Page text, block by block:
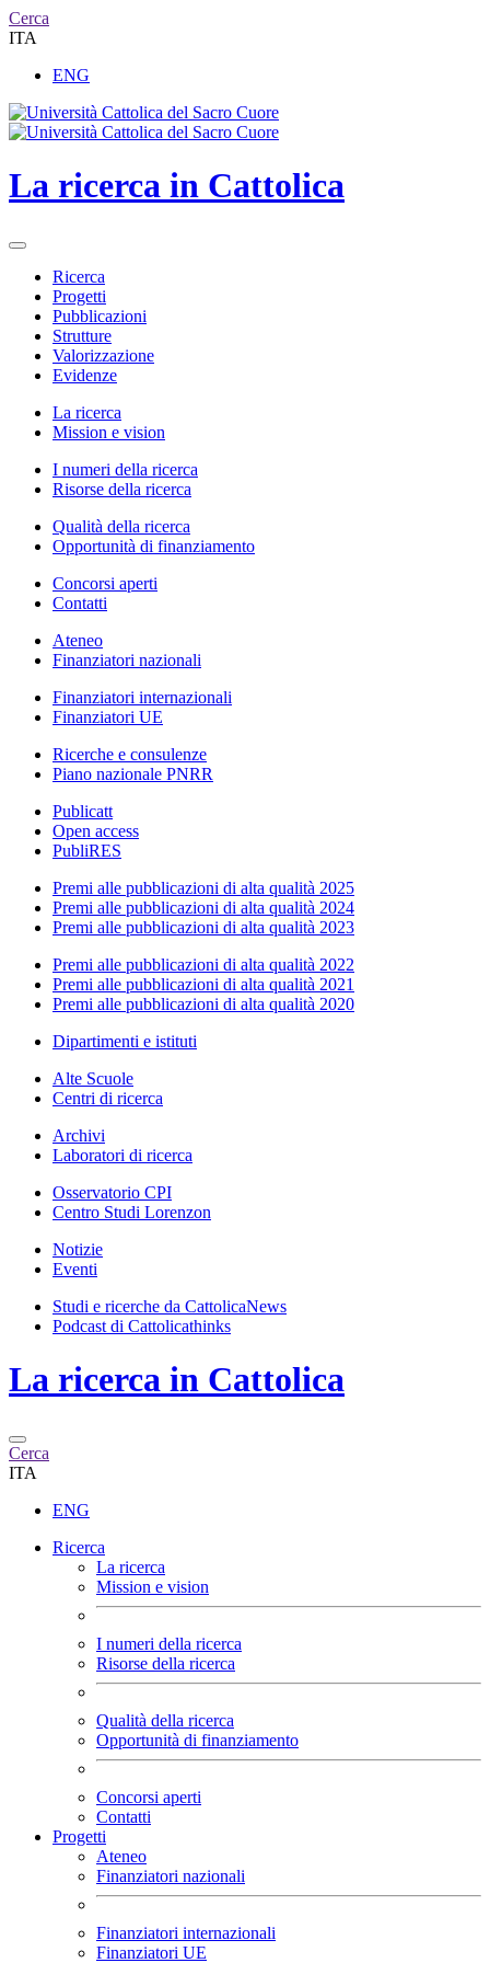
Cerca
ITA
ENG
La ricerca in Cattolica
Ricerca
Progetti
Pubblicazioni
Strutture
Valorizzazione
Evidenze
La ricerca
Mission e vision
I numeri della ricerca
Risorse della ricerca
Qualità della ricerca
Opportunità di finanziamento
Concorsi aperti
Contatti
Ateneo
Finanziatori nazionali
Finanziatori internazionali
Finanziatori UE
Ricerche e consulenze
Piano nazionale PNRR
Publicatt
Open access
PubliRES
Premi alle pubblicazioni di alta qualità 2025
Premi alle pubblicazioni di alta qualità 2024
Premi alle pubblicazioni di alta qualità 2023
Premi alle pubblicazioni di alta qualità 2022
Premi alle pubblicazioni di alta qualità 2021
Premi alle pubblicazioni di alta qualità 2020
Dipartimenti e istituti
Alte Scuole
Centri di ricerca
Archivi
Laboratori di ricerca
Osservatorio CPI
Centro Studi Lorenzon
Notizie
Eventi
Studi e ricerche da CattolicaNews
Podcast di Cattolicathinks
La ricerca in Cattolica
Cerca
ITA
ENG
Ricerca
La ricerca
Mission e vision
I numeri della ricerca
Risorse della ricerca
Qualità della ricerca
Opportunità di finanziamento
Concorsi aperti
Contatti
Progetti
Ateneo
Finanziatori nazionali
Finanziatori internazionali
Finanziatori UE